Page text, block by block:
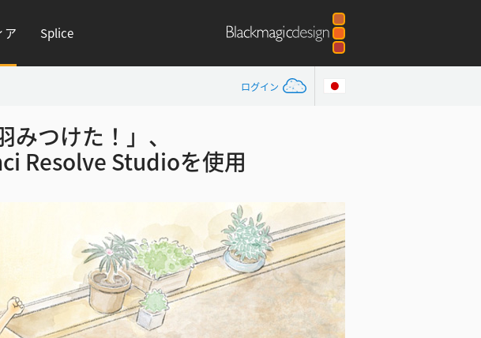
ア Splice
ログイン
みつけた！」、
Resolve Studioを使用